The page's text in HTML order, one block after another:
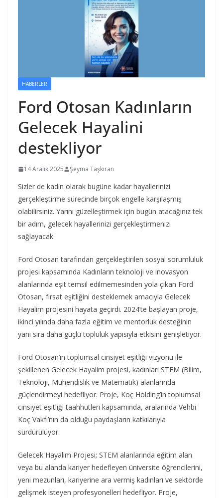
HABERLER
Ford Otosan Kadınların
Gelecek Hayalini
destekliyor
14 Aralık 2025 Şeyma Taşkıran
Sizler de kadın olarak bugüne kadar hayallerinizi
gerçekleştirme sürecinde birçok engelle karşılaşmış
olabilirsiniz. Yarını güzelleştirmek için bugün atacağınız tek
bir adım, gelecek hayallerinizi gerçekleştirmenizi
sağlayacak.
Ford Otosan tarafından gerçekleştirilen sosyal sorumluluk
projesi kapsamında Kadınların teknoloji ve inovasyon
alanlarında eşit temsil edilmemesinden yola çıkan Ford
Otosan, fırsat eşitliğini desteklemek amacıyla Gelecek
Hayalim projesini hayata geçirdi. 2024’te başlayan proje,
ikinci yılında daha fazla eğitim ve mentorluk desteğinin
yanı sıra daha güçlü topluluk yapısıyla etkisini genişletiyor.
Ford Otosan’ın toplumsal cinsiyet eşitliği vizyonu ile
şekillenen Gelecek Hayalim projesi, kadınları STEM (Bilim,
Teknoloji, Mühendislik ve Matematik) alanlarında
güçlendirmeyi hedefliyor. Proje, Koç Holding’in toplumsal
cinsiyet eşitliği taahhütleri kapsamında, aralarında Vehbi
Koç Vakfı’nın da olduğu paydaşların katkılarıyla
sürdürülüyor.
Gelecek Hayalim Projesi; STEM alanlarında eğitim alan
veya bu alanda kariyer hedefleyen üniversite öğrencilerini,
yeni mezunları, kariyerine ara vermiş kadınları ve sektörde
gelişmek isteyen profesyonelleri hedefliyor. Proje,